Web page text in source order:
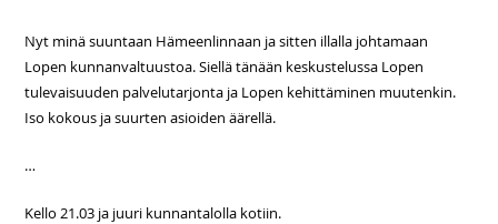
Nyt minä suuntaan Hämeenlinnaan ja sitten illalla johtamaan
Lopen kunnanvaltuustoa. Siellä tänään keskustelussa Lopen
tulevaisuuden palvelutarjonta ja Lopen kehittäminen muutenkin.
Iso kokous ja suurten asioiden äärellä.
…
Kello 21.03 ja juuri kunnantalolla kotiin.